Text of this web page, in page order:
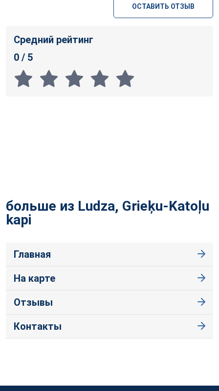
ОСТАВИТЬ ОТЗЫВ
Средний рейтинг
0 / 5
больше из Ludza, Grieķu-Katoļu
kapi
Главная
На карте
Отзывы
Контакты